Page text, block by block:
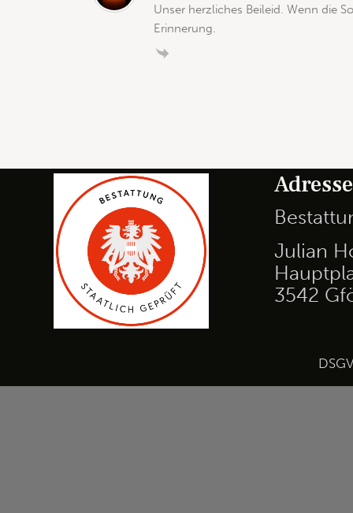
Unser herzliches Beileid. Wenn die
Erinnerung.
Adresse
Julian
3542